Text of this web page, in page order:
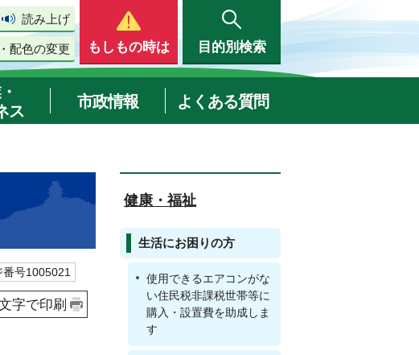
読み上げ
配色の変更 もしもの時は 目的別検索
ス
市政情報 よくある質問
番号1005021
字で印刷
健康・福祉
生活にお困りの方
使用できるエアコンがな
い住民税非課税世帯等に
購入・設置費を助成しま
す